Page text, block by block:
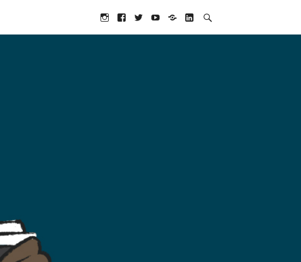
Social
Navigation
Instagram
FacebookTwitterYouTubeTikTokLinkedIn